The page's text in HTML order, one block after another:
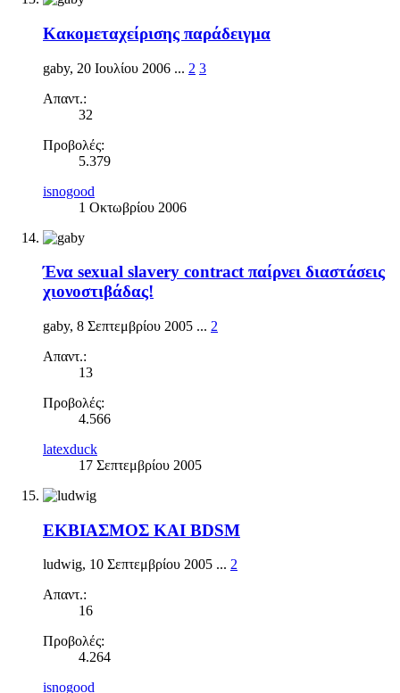
Κακομεταχείρισης παράδειγμα
gaby, 20 Ιουλίου 2006 ... 2 3
Απαντ.:
32
Προβολές:
5.379
isnogood
1 Οκτωβρίου 2006
Ένα sexual slavery contract παίρνει διαστάσεις
χιονοστιβάδας!
gaby, 8 Σεπτεμβρίου 2005 ... 2
Απαντ.:
13
Προβολές:
4.566
latexduck
17 Σεπτεμβρίου 2005
ΕΚΒΙΑΣΜΟΣ ΚΑΙ ΒDSM
ludwig, 10 Σεπτεμβρίου 2005 ... 2
Απαντ.:
16
Προβολές:
4.264
isnogood